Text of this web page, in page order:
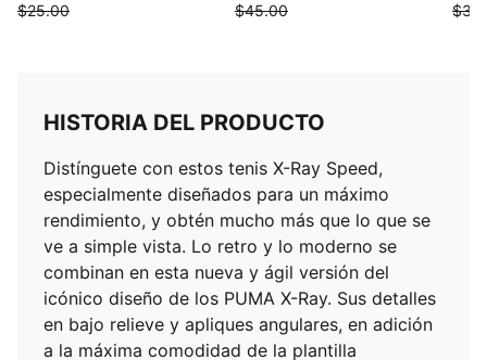
$25.00
$45.00
HISTORIA DEL PRODUCTO
Distínguete con estos tenis X-Ray Speed,
especialmente diseñados para un máximo
rendimiento, y obtén mucho más que lo que se
ve a simple vista. Lo retro y lo moderno se
combinan en esta nueva y ágil versión del
icónico diseño de los PUMA X-Ray. Sus detalles
en bajo relieve y apliques angulares, en adición
a la máxima comodidad de la plantilla